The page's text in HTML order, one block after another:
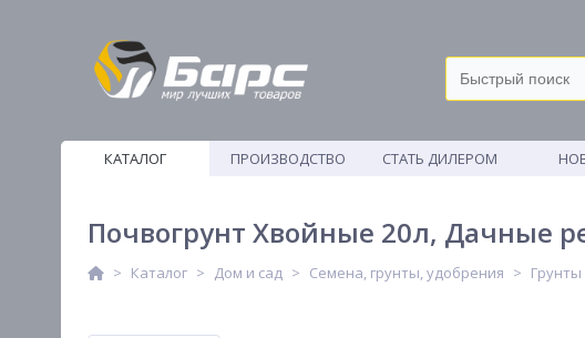
КАТАЛОГ
ПРОИЗВОДСТВО
СТАТЬ ДИЛЕРОМ
Почвогрунт Хвойные 20л, Дачные
Каталог Дом и сад Семена, грунты, удобрения Грунты